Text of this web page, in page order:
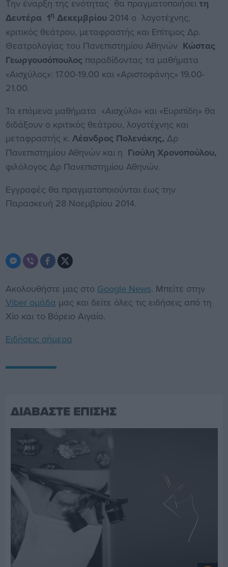
Την έναρξη της ενότητας θα πραγματοποιήσει τη
Δευτέρα 1η Δεκεμβρίου2014 ο λογοτέχνης,
κριτικός θεάτρου, μεταφραστής και Επίτιμος Δρ.
Θεατρολογίας του Πανεπιστημίου Αθηνών Κώστας
Γεωργουσόπουλος παραδίδοντας τα μαθήματα
«Αισχύλος»: 17.00-19.00 και «Αριστοφάνης» 19.00-
21.00.
Τα επόμενα μαθήματα «Αισχύλο» και «Ευριπίδη» θα
διδάξουν ο κριτικός θεάτρου, λογοτέχνης και
μεταφραστής κ. Λέανδρος Πολενάκης, Δρ
Πανεπιστημίου Αθηνών και η Γιούλη Χρονοπούλου,
φιλόλογος Δρ Πανεπιστημίου Αθηνών.
Εγγραφές θα πραγματοποιούνται έως την
Παρασκευή 28 Νοεμβρίου 2014.
Ακολουθήστε μας στο Google News. Μπείτε στην
Viber ομάδα μας και δείτε όλες τις ειδήσεις από τη
Χίο και το Βόρειο Αιγαίο.
Ειδήσεις σήμερα
ΔΙΑΒΑΣΤΕ ΕΠΙΣΗΣ